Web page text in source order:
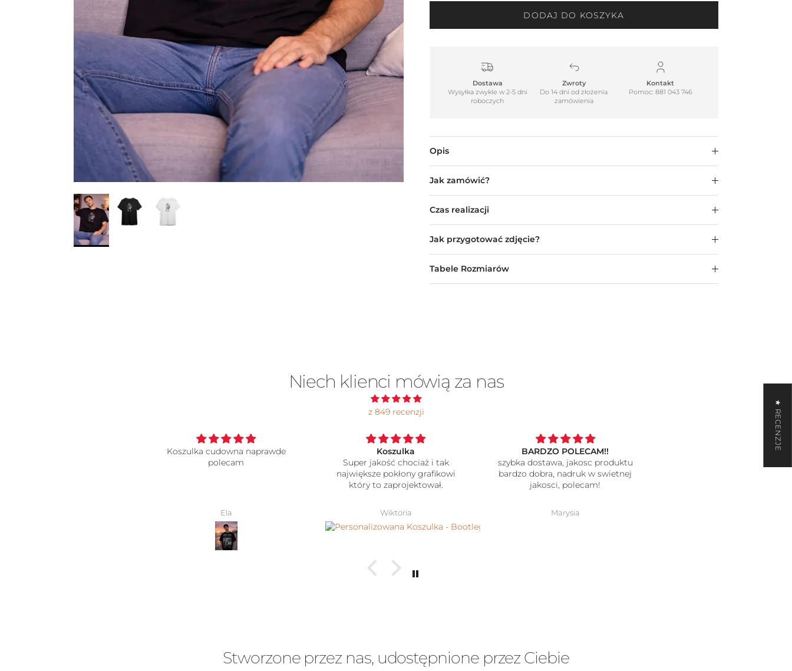
DODAJ DO KOSZYKA
Dostawa
Wysyłka zwykle w 2-5 dni
roboczych
Zwroty
Do 14 dni od złożenia
zamówienia
Kontakt
Pomoc: 881 043 746
Opis
Jak zamówić?
Czas realizacji
Jak przygotować zdjęcie?
Tabele Rozmiarów
Niech klienci mówią za nas
z 849 recenzji
Koszulka
Super jakość chociaż i tak
Wiktoria
BARDZO POLECAM!!
szybka dostawa, jakosc produktu
bardzo dobra, nadruk w swietnej
jakosci, polecam!
Marysia
Personalizowana Koszulka I Love
My BFF z Twoim zdjęciem na
prezent
Eliza Dabek
Stworzone przez nas, udostępnione przez Ciebie
★ RECENZJE